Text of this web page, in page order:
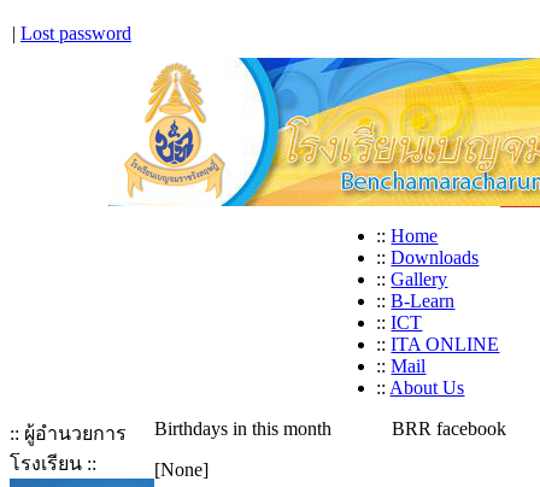
| Lost password
:: Home
:: Downloads
:: Gallery
:: B-Learn
:: ICT
:: ITA ONLINE
:: Mail
:: About Us
:: ผู้อำนวยการ
โรงเรียน ::
Birthdays in this month
[None]
BRR facebook